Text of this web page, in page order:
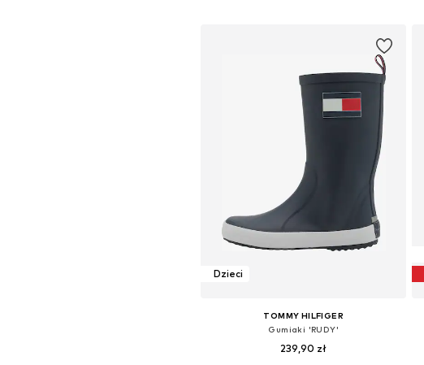
Dzieci
TOMMY HILFIGER
Gumiaki 'RUDY'
239,90 zł